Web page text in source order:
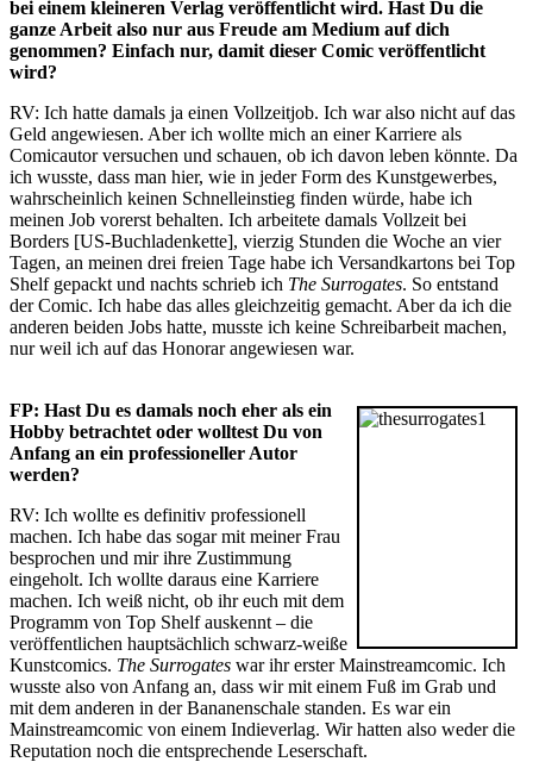
bei einem kleineren Verlag veröffentlicht wird. Hast Du die
ganze Arbeit also nur aus Freude am Medium auf dich
genommen? Einfach nur, damit dieser Comic veröffentlicht
wird?
RV: Ich hatte damals ja einen Vollzeitjob. Ich war also nicht auf das
Geld angewiesen. Aber ich wollte mich an einer Karriere als
Comicautor versuchen und schauen, ob ich davon leben könnte. Da
ich wusste, dass man hier, wie in jeder Form des Kunstgewerbes,
wahrscheinlich keinen Schnelleinstieg finden würde, habe ich
meinen Job vorerst behalten. Ich arbeitete damals Vollzeit bei
Borders [US-Buchladenkette], vierzig Stunden die Woche an vier
Tagen, an meinen drei freien Tage habe ich Versandkartons bei Top
Shelf gepackt und nachts schrieb ich The Surrogates. So entstand
der Comic. Ich habe das alles gleichzeitig gemacht. Aber da ich die
anderen beiden Jobs hatte, musste ich keine Schreibarbeit machen,
nur weil ich auf das Honorar angewiesen war.
FP: Hast Du es damals noch eher als ein
Hobby betrachtet oder wolltest Du von
Anfang an ein professioneller Autor
werden?
RV: Ich wollte es definitiv professionell
machen. Ich habe das sogar mit meiner Frau
besprochen und mir ihre Zustimmung
eingeholt. Ich wollte daraus eine Karriere
machen. Ich weiß nicht, ob ihr euch mit dem
Programm von Top Shelf auskennt – die
veröffentlichen hauptsächlich schwarz-weiße
Kunstcomics. The Surrogates war ihr erster Mainstreamcomic. Ich
wusste also von Anfang an, dass wir mit einem Fuß im Grab und
mit dem anderen in der Bananenschale standen. Es war ein
Mainstreamcomic von einem Indieverlag. Wir hatten also weder die
Reputation noch die entsprechende Leserschaft.